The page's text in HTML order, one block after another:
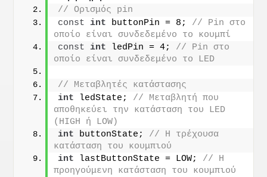
// Ορισμός pin
const int buttonPin = 8; // Pin στο
οποίο είναι συνδεδεμένο το κουμπί
const int ledPin = 4; // Pin στο
οποίο είναι συνδεδεμένο το LED
// Μεταβλητές κατάστασης
int ledState; // Μεταβλητή που
αποθηκεύει την κατάσταση του LED
(HIGH ή LOW)
int buttonState; // Η τρέχουσα
κατάσταση του κουμπιού
int lastButtonState = LOW; // Η
προηγούμενη κατάσταση του κουμπιού